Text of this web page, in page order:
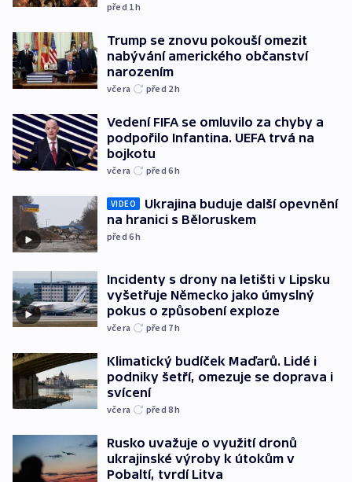
před 1h
Trump se znovu pokouší omezit
nabývání amerického občanství
narozením
včera před 2h
Vedení FIFA se omluvilo za chyby a
podpořilo Infantina. UEFA trvá na
bojkotu
včera před 6h
VIDEO
Ukrajina buduje další opevnění
na hranici s Běloruskem
před 6h
Incidenty s drony na letišti v Lipsku
vyšetřuje Německo jako úmyslný
pokus o způsobení exploze
včera před 7h
Klimatický budíček Maďarů. Lidé i
podniky šetří, omezuje se doprava i
svícení
včera před 8h
Rusko uvažuje o využití dronů
ukrajinské výroby k útokům v
Pobaltí, tvrdí Litva